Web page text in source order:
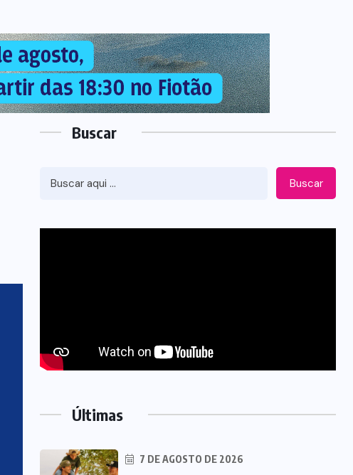
Buscar
Buscar
Últimas
7 DE AGOSTO DE 2026